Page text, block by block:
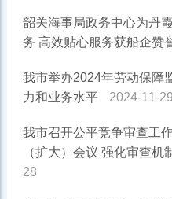
韶关海事局政务中心为丹
务 高效贴心服务获船企赞
我市举办2024年劳动保障
力和业务水平
2024-11-29
我市召开公平竞争审查工
（扩大）会议 强化审查机
28